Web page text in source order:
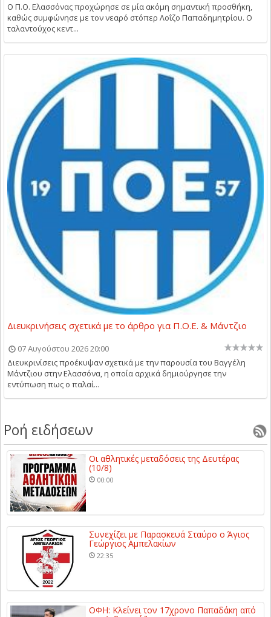
Ο Π.Ο. Ελασσόνας προχώρησε σε μία ακόμη σημαντική προσθήκη,
καθώς συμφώνησε με τον νεαρό στόπερ Λοΐζο Παπαδημητρίου. Ο
ταλαντούχος κεντ...
Διευκρινήσεις σχετικά με το άρθρο για Π.Ο.Ε. & Μάντζιο
07 Αυγούστου 2026 20:00
Διευκρινίσεις προέκυψαν σχετικά με την παρουσία του Βαγγέλη
Μάντζιου στην Ελασσόνα, η οποία αρχικά δημιούργησε την
εντύπωση πως ο παλαί...
Ροή ειδήσεων
Οι αθλητικές μεταδόσεις της Δευτέρας
(10/8)
00:00
Συνεχίζει με Παρασκευά Σταύρο ο Άγιος
Γεώργιος Αμπελακίων
22:35
ΟΦΗ: Κλείνει τον 17χρονο Παπαδάκη από